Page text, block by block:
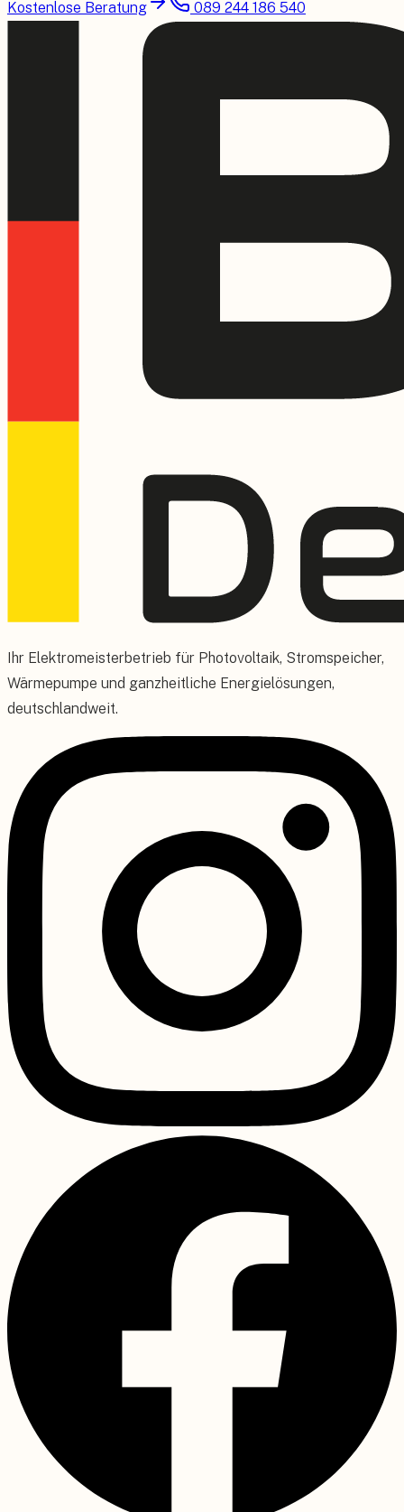
Kostenlose Beratung 089 244 186 540
Ihr Elektromeisterbetrieb für Photovoltaik, Stromspeicher,
Wärmepumpe und ganzheitliche Energielösungen,
deutschlandweit.